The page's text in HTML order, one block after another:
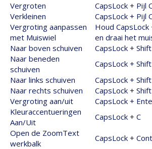
Vergroten
CapsLock + Pijl
Verkleinen
CapsLock + Pijl
Vergroting aanpassen
met Muiswiel
Houd
en draai het
Naar boven schuiven
CapsLock +
Naar beneden
schuiven
CapsLock +
Naar links schuiven
CapsLock +
Naar rechts schuiven
CapsLock +
Vergroting aan/uit
CapsLock +
Kleuraccentueringen
Aan/Uit
CapsLock + C
Open de ZoomText
werkbalk
CapsLock +